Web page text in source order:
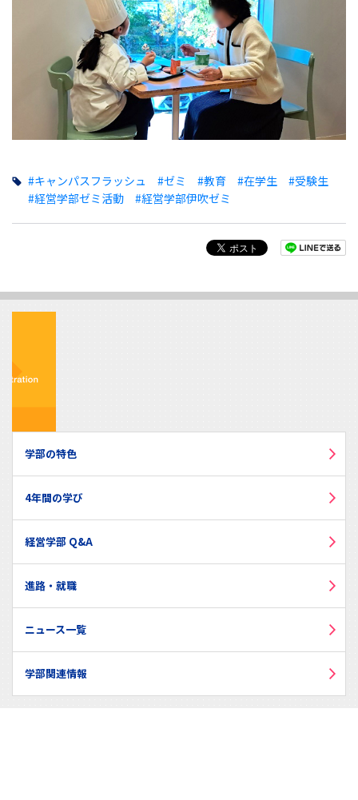
#キャンパスフラッシュ #ゼミ #教育 #在学生
#受験生
#経営学部ゼミ活動
#経営学部伊吹ゼミ
学部の特色
4年間の学び
経営学部 Q&A
進路・就職
ニュース一覧
学部関連情報